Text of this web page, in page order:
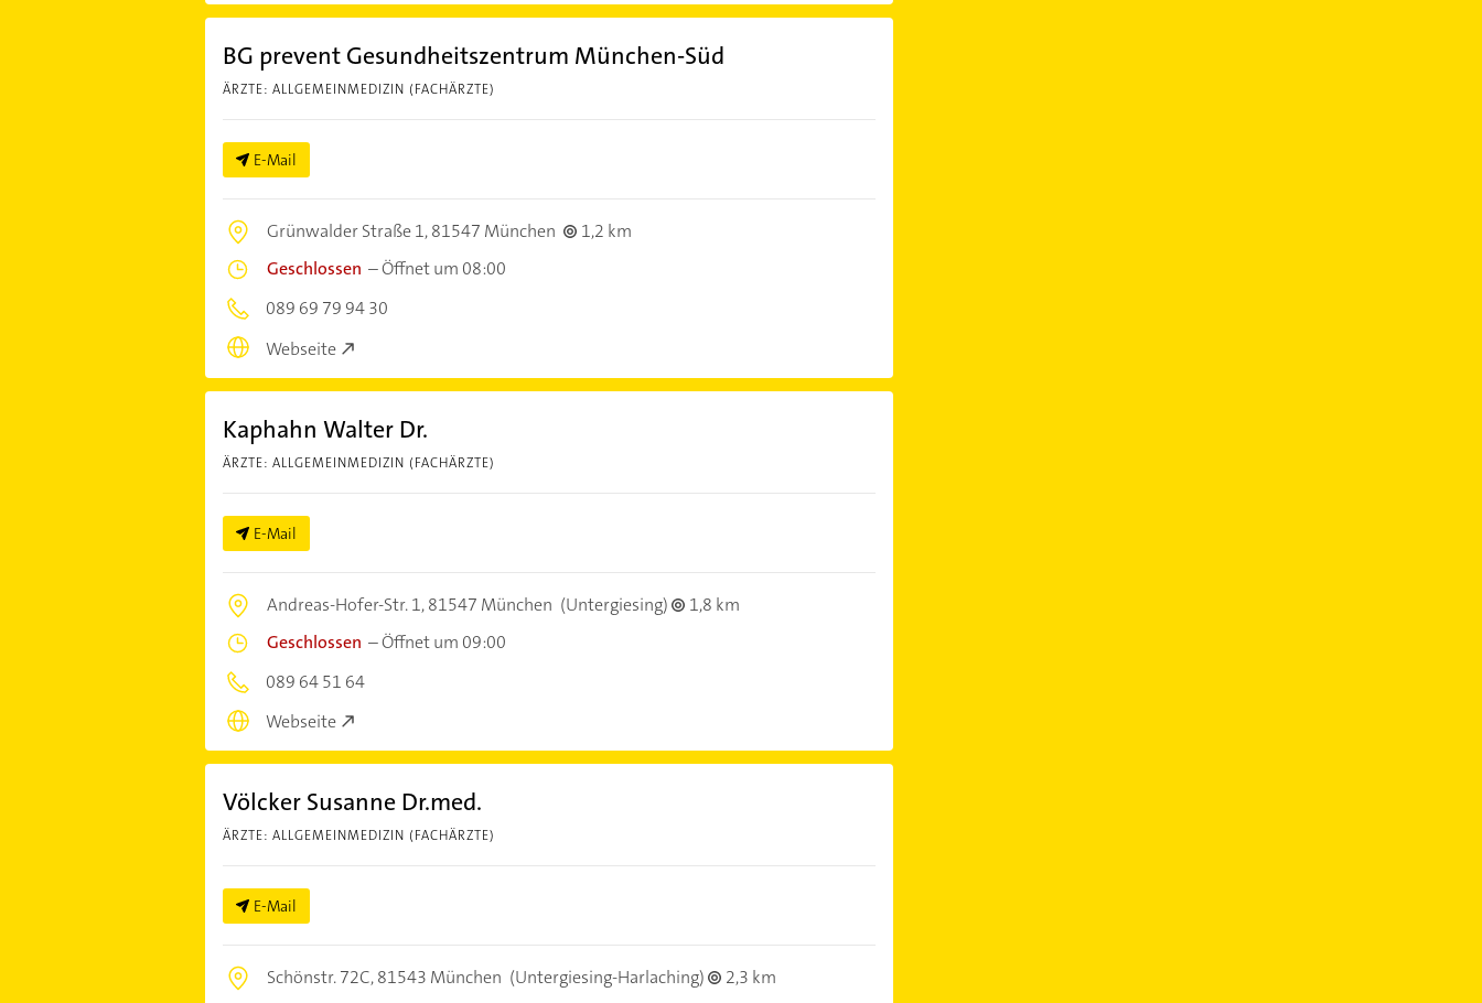
BG prevent Gesundheitszentrum München-Süd
ÄRZTE: ALLGEMEINMEDIZIN (FACHÄRZTE)
E-Mail
Grünwalder Straße 1,81547 München
1,2 km
Geschlossen –Öffnet um 08:00
089 69 79 94 30
Webseite
Kaphahn Walter Dr.
ÄRZTE: ALLGEMEINMEDIZIN (FACHÄRZTE)
E-Mail
Andreas-Hofer-Str. 1,81547 München (Untergiesing)
1,8 km
Geschlossen –Öffnet um 09:00
089 64 51 64
Webseite
Völcker Susanne Dr.med.
ÄRZTE: ALLGEMEINMEDIZIN (FACHÄRZTE)
E-Mail
Schönstr. 72C,81543 München (Untergiesing-Harlaching)
2,3 km